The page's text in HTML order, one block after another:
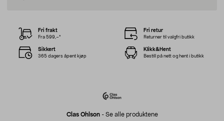
Clas Ohlson- Se alle produktene
Fri frakt
Fra 599,–*
Fri retur
Returner til valgfri butikk
Sikkert
365 dagers åpent kjøp
Klikk&Hent
Bestill på nett og hent i butikk